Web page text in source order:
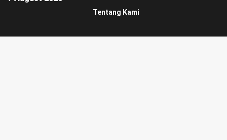
Tentang Kami